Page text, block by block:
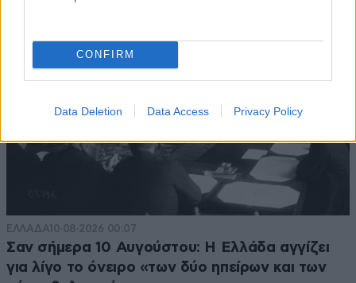
CONFIRM
Data Deletion Data Access Privacy Policy
ΕΛΛΑΔΑ10·08·2026 00:07
Σαν σήμερα 10 Αυγούστου: Η Ελλάδα αγγίζει
για λίγο το όνειρο «των δύο ηπείρων και των